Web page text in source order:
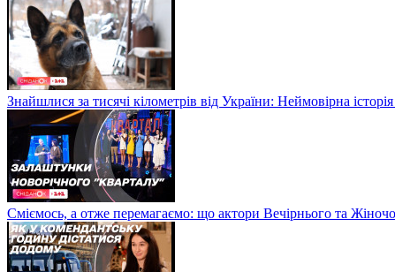
Знайшлися за тисячі кілометрів від України: Неймовірна
Сміємось, а отже перемагаємо: що актори Вечірнього та